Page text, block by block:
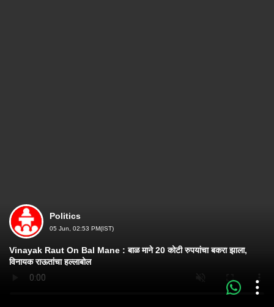
Politics
05 Jun, 02:53 PM(IST)
Vinayak Raut On Bal Mane : बाळ माने 20 कोटी रुपयांचा बकरा झाला,
विनायक राऊतांचा हल्लाबोल